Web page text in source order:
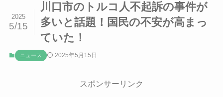
川口市のトルコ人不起訴の事件が
多いと話題！国民の不安が高まっ
ていた！
2025
5/15
ニュース 2025年5月15日
スポンサーリンク